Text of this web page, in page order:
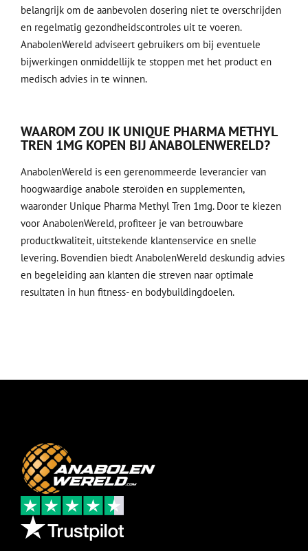
belangrijk om de aanbevolen dosering niet te overschrijden
en regelmatig gezondheidscontroles uit te voeren.
AnabolenWereld adviseert gebruikers om bij eventuele
bijwerkingen onmiddellijk te stoppen met het product en
medisch advies in te winnen.
WAAROM ZOU IK UNIQUE PHARMA METHYL
TREN 1MG KOPEN BIJ ANABOLENWERELD?
AnabolenWereld is een gerenommeerde leverancier van
hoogwaardige anabole steroïden en supplementen,
waaronder Unique Pharma Methyl Tren 1mg. Door te kiezen
voor AnabolenWereld, profiteer je van betrouwbare
productkwaliteit, uitstekende klantenservice en snelle
levering. Bovendien biedt AnabolenWereld deskundig advies
en begeleiding aan klanten die streven naar optimale
resultaten in hun fitness- en bodybuildingdoelen.